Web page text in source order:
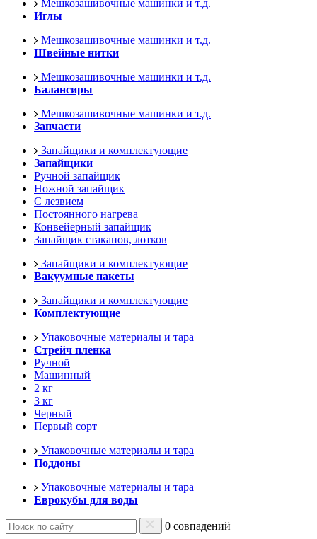
Мешкозашивочные машинки и т.д.
Иглы
Мешкозашивочные машинки и т.д.
Швейные нитки
Мешкозашивочные машинки и т.д.
Балансиры
Мешкозашивочные машинки и т.д.
Запчасти
Запайщики и комплектующие
Запайщики
Ручной запайщик
Ножной запайщик
С лезвием
Постоянного нагрева
Конвейерный запайщик
Запайщик стаканов, лотков
Запайщики и комплектующие
Вакуумные пакеты
Запайщики и комплектующие
Комплектующие
Упаковочные материалы и тара
Стрейч пленка
Ручной
Машинный
2 кг
3 кг
Черный
Первый сорт
Упаковочные материалы и тара
Поддоны
Упаковочные материалы и тара
Еврокубы для воды
0 совпадений